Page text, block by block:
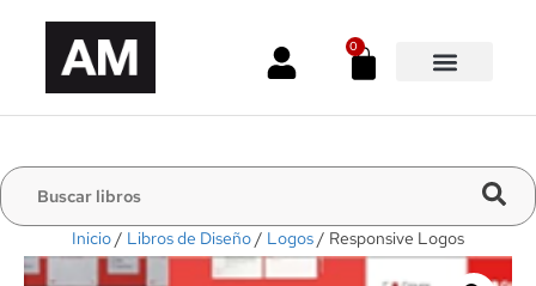
0
Inicio/ Libros de Diseño/ Logos/ Responsive Logos